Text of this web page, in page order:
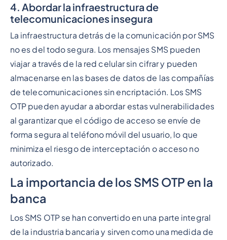
4. Abordar la infraestructura de
telecomunicaciones insegura
La infraestructura detrás de la comunicación por SMS
no es del todo segura. Los mensajes SMS pueden
viajar a través de la red celular sin cifrar y pueden
almacenarse en las bases de datos de las compañías
de telecomunicaciones sin encriptación. Los SMS
OTP pueden ayudar a abordar estas vulnerabilidades
al garantizar que el código de acceso se envíe de
forma segura al teléfono móvil del usuario, lo que
minimiza el riesgo de interceptación o acceso no
autorizado.
La importancia de los SMS OTP en la
banca
Los SMS OTP se han convertido en una parte integral
de la industria bancaria y sirven como una medida de